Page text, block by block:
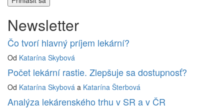
Newsletter
Čo tvorí hlavný príjem lekární?
Od Katarína Skybová
Počet lekární rastie. Zlepšuje sa dostupnosť?
Od Katarína Skybová a Katarína Šterbová
Analýza lekárenského trhu v SR a v ČR